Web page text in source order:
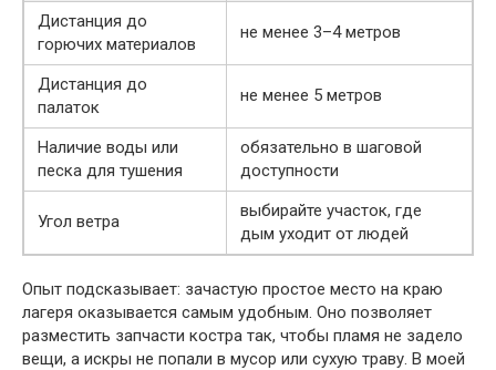
Дистанция до
горючих материалов
не менее 3–4 метров
Дистанция до
палаток
не менее 5 метров
Наличие воды или
песка для тушения
обязательно в шаговой
доступности
Угол ветра
выбирайте участок, где
дым уходит от людей
Опыт подсказывает: зачастую простое место на краю
лагеря оказывается самым удобным. Оно позволяет
разместить запчасти костра так, чтобы пламя не задело
вещи, а искры не попали в мусор или сухую траву. В моей